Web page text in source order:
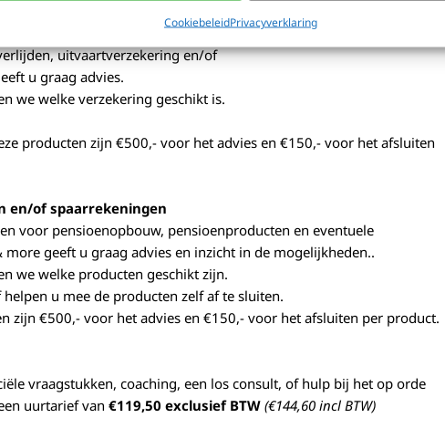
Gegevens uit andere gegevensbronnen met elkaar matchen en combineren,
informatie.
Precieze geolocatiegegevens gebruiken, Apparaten identificeren op
actief opgevraagde informatie.
fouten opsporen, Advertenties en content leveren en tonen.
CookiebeleidPrivacyverklaring
uitvaartverzekering en/of
u graag advies.
we welke verzekering geschikt is.
producten zijn €500,- voor het advies en €150,- voor het afsluiten
en/of spaarrekeningen
voor pensioenopbouw, pensioenproducten en eventuele
geeft u graag advies en inzicht in de mogelijkheden..
we welke producten geschikt zijn.
u mee de producten zelf af te sluiten.
zijn €500,- voor het advies en €150,- voor het afsluiten per product.
vraagstukken, coaching, een los consult, of hulp bij het op orde
uurtarief van €119,50 exclusief BTW (€144,60 incl BTW)